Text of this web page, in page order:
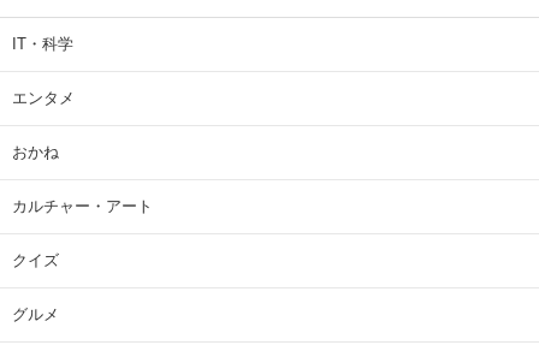
IT・科学
エンタメ
おかね
カルチャー・アート
クイズ
グルメ